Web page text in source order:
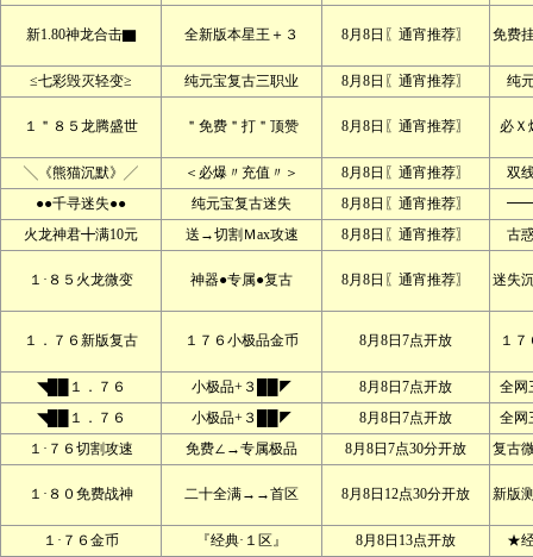
新1.80神龙合击▇ 全新版本星王＋３ 8月8日〖通宵推荐〗 免费
≤七彩毁灭轻变≥ 纯元宝复古三职业 8月8日〖通宵推荐〗 纯
１＂８５龙腾盛世 ＂免费＂打＂顶赞 8月8日〖通宵推荐〗 必Ｘ
╲《熊猫沉默》╱ ＜必爆〃充值〃＞ 8月8日〖通宵推荐〗
双
●●千寻迷失●●
纯元宝复古迷失 8月8日〖通宵推荐〗
━━
火龙神君╋满10元
送→切割Ｍax攻速 8月8日〖通宵推荐〗 古
１·８５火龙微变 神器●专属●复古 8月8日〖通宵推荐〗 迷失
１．７６新版复古 １７６小极品金币 8月8日7点开放 １
◥██１．７６ 小极品+３██◤ 8月8日7点开放
全网
◥██１．７６
小极品+３██◤ 8月8日7点开放
全网
１·７６切割攻速
免费∠→专属极品 8月8日7点30分开放 复古
１·８０免费战神 二十全满→→首区 8月8日12点30分开放 新版
１·７６金币 『经典·１区』 8月8日13点开放
★